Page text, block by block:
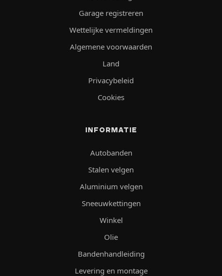
Garage registreren
Wettelijke vermeldingen
Algemene voorwaarden
Land
Privacybeleid
Cookies
INFORMATIE
Autobanden
Stalen velgen
Aluminium velgen
Sneeuwkettingen
Winkel
Olie
Bandenhandleiding
Levering en montage